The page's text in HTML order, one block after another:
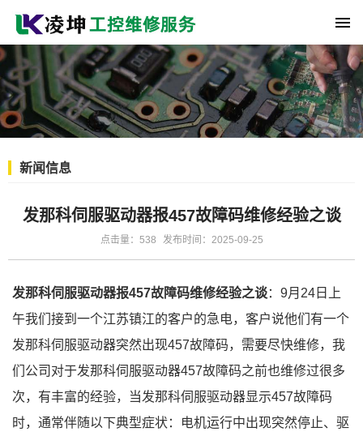
新闻信息
发那科伺服驱动器报457故障码维修经验之谈
点击量：538 发布时间：2025-09-25
发那科伺服驱动器报457故障码维修经验之谈：9月24日上
午我们接到一个江苏镇江的客户的急电，客户说他们有一个
发那科伺服驱动器突然出现457故障码，需要尽快维修，我
们公司对于发那科伺服驱动器457故障码之前也维修过很多
次，有丰富的经验，当发那科伺服驱动器显示457故障码
时，通常伴随以下典型症状：电机运行中出现突然停止、驱